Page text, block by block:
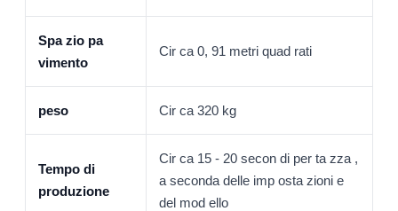
Spa zio pa
vimento
Cir ca 0, 91 metri quad rati
peso Cir ca 320 kg
Tempo di
produzione
Cir ca 15 - 20 secon di per ta zza ,
a seconda delle imp osta zioni e
del mod ello